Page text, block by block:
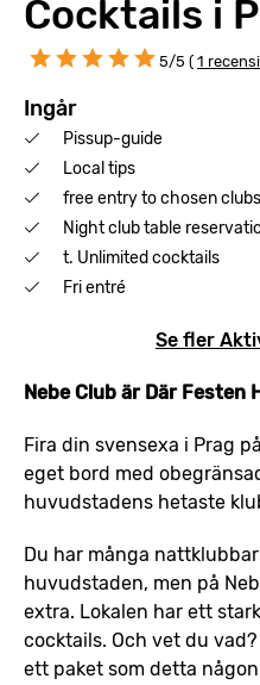
Cocktails i
5/5 ( 1
Ingår
Pissup-guide
Local tips
free entry to chosen
Night club table
t. Unlimited cocktails
Fri entré
Se fler
Nebe Club är Där Festen
Fira din svensexa i Prag
eget bord med
huvudstadens hetaste
Du har många
huvudstaden, men på
extra. Lokalen har ett
cocktails. Och vet du
ett paket som detta